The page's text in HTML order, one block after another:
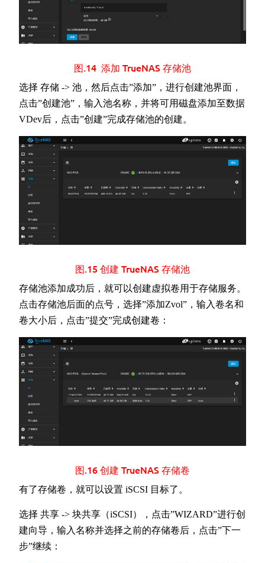
图.14 添加 TrueNAS 存储池
选择 存储 -> 池，然后点击”添加”，进行创建池界面，
点击”创建池”，输入池名称，并将可用磁盘添加至数据
VDev后，点击”创建”完成存储池的创建。
图.15 创建 TrueNAS 存储池
存储池添加成功后，就可以创建虚拟卷用于存储服务。
点击存储池后面的点号，选择”添加Zvol”，输入卷名和
卷大小后，点击”提交”完成创建卷：
图.16 创建 TrueNAS 存储卷
有了存储卷，就可以设置 iSCSI 目标了。
选择 共享 -> 块共享（iSCSI），点击”WIZARD”进行创
建向导，输入名称并选择之前的存储卷后，点击”下一
步”继续：